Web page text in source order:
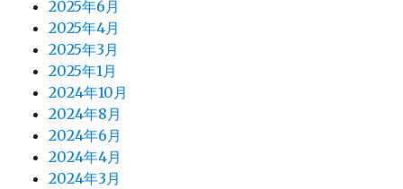
2025年6月
2025年4月
2025年3月
2025年1月
2024年10月
2024年8月
2024年6月
2024年4月
2024年3月